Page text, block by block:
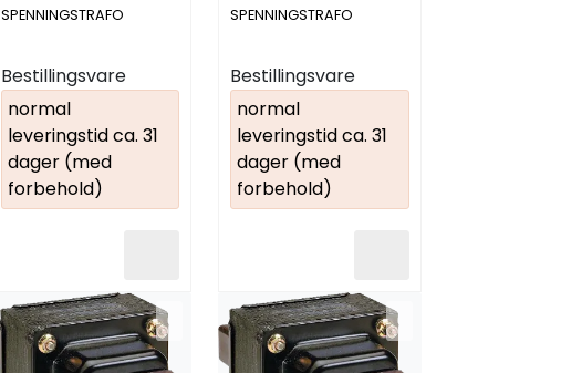
SPENNINGSTRAFO
Bestillingsvare
normal
leveringstid ca. 31
dager (med
forbehold)
SPENNINGSTRAFO
Bestillingsvare
normal
leveringstid ca. 31
dager (med
forbehold)